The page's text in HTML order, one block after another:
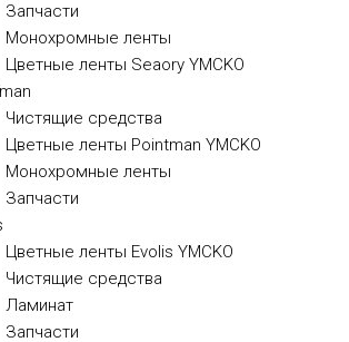
Запчасти
Монохромные ленты
Цветные ленты Seaory YMCKO
Чистящие средства
Цветные ленты Pointman YMCKO
Монохромные ленты
Запчасти
Цветные ленты Evolis YMCKO
Чистящие средства
Ламинат
Запчасти